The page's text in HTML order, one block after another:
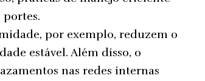
portes.
por exemplo, reduzem o
estável. Além disso, o
nas redes internas